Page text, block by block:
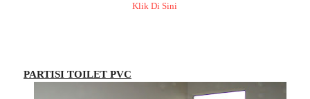
Klik Di Sini
PARTISI TOILET PVC